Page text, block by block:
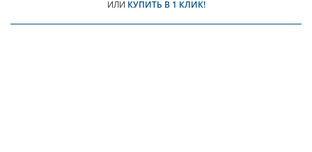
ИЛИ КУПИТЬ В 1 КЛИК!